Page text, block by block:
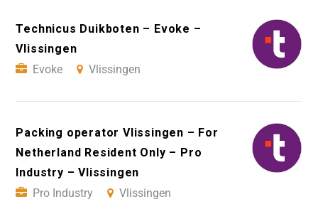
Technicus Duikboten – Evoke –
Vlissingen
Evoke
Vlissingen
Packing operator Vlissingen – For
Netherland Resident Only – Pro
Industry – Vlissingen
Pro Industry
Vlissingen